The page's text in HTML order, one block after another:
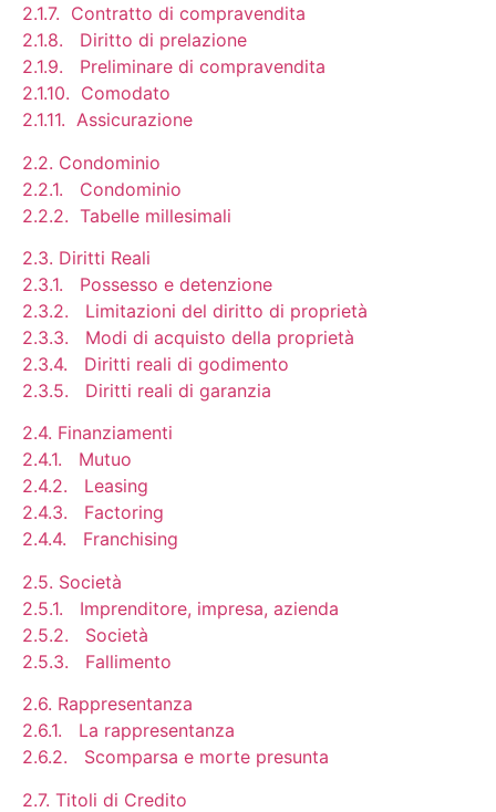
2.1.7. Contratto di compravendita
2.1.8. Diritto di prelazione
2.1.9. Preliminare di compravendita
2.1.10. Comodato
2.1.11. Assicurazione
2.2. Condominio
2.2.1. Condominio
2.2.2. Tabelle millesimali
2.3. Diritti Reali
2.3.1. Possesso e detenzione
2.3.2. Limitazioni del diritto di proprietà
2.3.3. Modi di acquisto della proprietà
2.3.4. Diritti reali di godimento
2.3.5. Diritti reali di garanzia
2.4. Finanziamenti
2.4.1. Mutuo
2.4.2. Leasing
2.4.3. Factoring
2.4.4. Franchising
2.5. Società
2.5.1. Imprenditore, impresa, azienda
2.5.2. Società
2.5.3. Fallimento
2.6. Rappresentanza
2.6.1. La rappresentanza
2.6.2. Scomparsa e morte presunta
2.7. Titoli di Credito